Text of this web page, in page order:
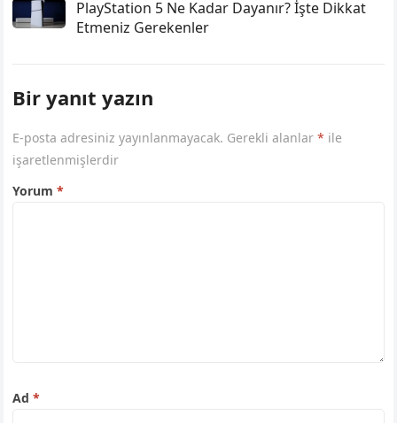
PlayStation 5 Ne Kadar Dayanır? İşte Dikkat
Etmeniz Gerekenler
Bir yanıt yazın
E-posta adresiniz yayınlanmayacak. Gerekli alanlar* ile
işaretlenmişlerdir
Yorum*
Ad*